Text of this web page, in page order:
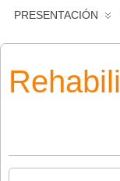
PRESENTACIÓN